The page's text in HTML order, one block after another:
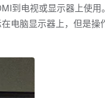
到电视或显示器上使用。
电脑显示器上，但是操